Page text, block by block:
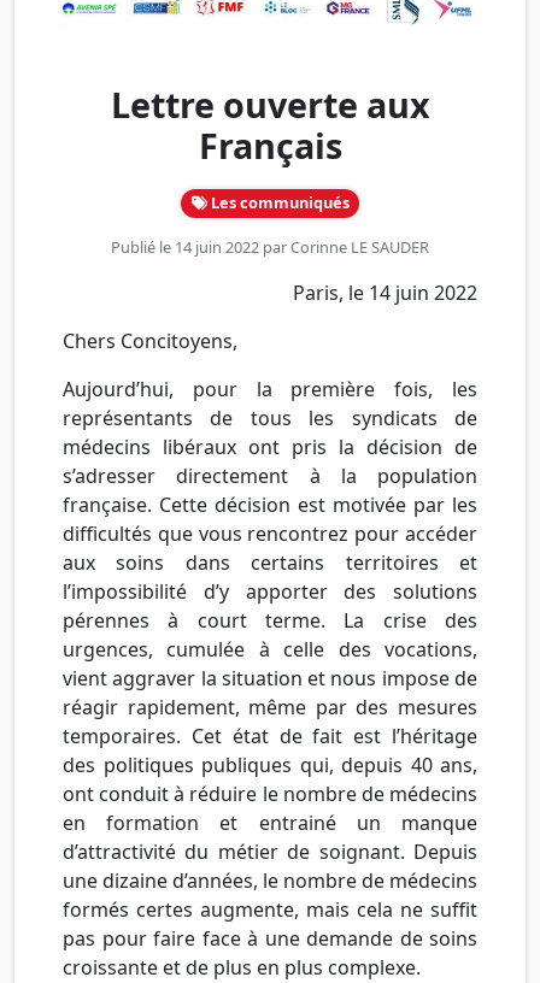
Lettre ouverte aux
Français
Les communiqués
Publié le 14 juin 2022 parCorinne LE SAUDER
Paris, le 14 juin 2022
Chers Concitoyens,
Aujourd’hui, pour la première fois, les
représentants de tous les syndicats de
médecins libéraux ont pris la décision de
s’adresser directement à la population
française. Cette décision est motivée par les
difficultés que vous rencontrez pour accéder
aux soins dans certains territoires et
l’impossibilité d’y apporter des solutions
pérennes à court terme. La crise des
urgences, cumulée à celle des vocations,
vient aggraver la situation et nous impose de
réagir rapidement, même par des mesures
temporaires. Cet état de fait est l’héritage
des politiques publiques qui, depuis 40 ans,
ont conduit à réduire le nombre de médecins
en formation et entrainéun manque
d’attractivité du métier de soignant. Depuis
une dizaine d’années, le nombre de médecins
formés certes augmente, mais cela ne suffit
pas pour faire face à une demande de soins
croissante et de plus en plus complexe.